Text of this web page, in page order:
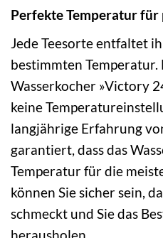
Perfekte Temperatur für
Jede Teesorte entfaltet
bestimmten Temperatur.
Wasserkocher »Victory
keine
langjährige Erfahrung
garantiert, dass das
Temperatur für die
können Sie sicher sein,
schmeckt und Sie das